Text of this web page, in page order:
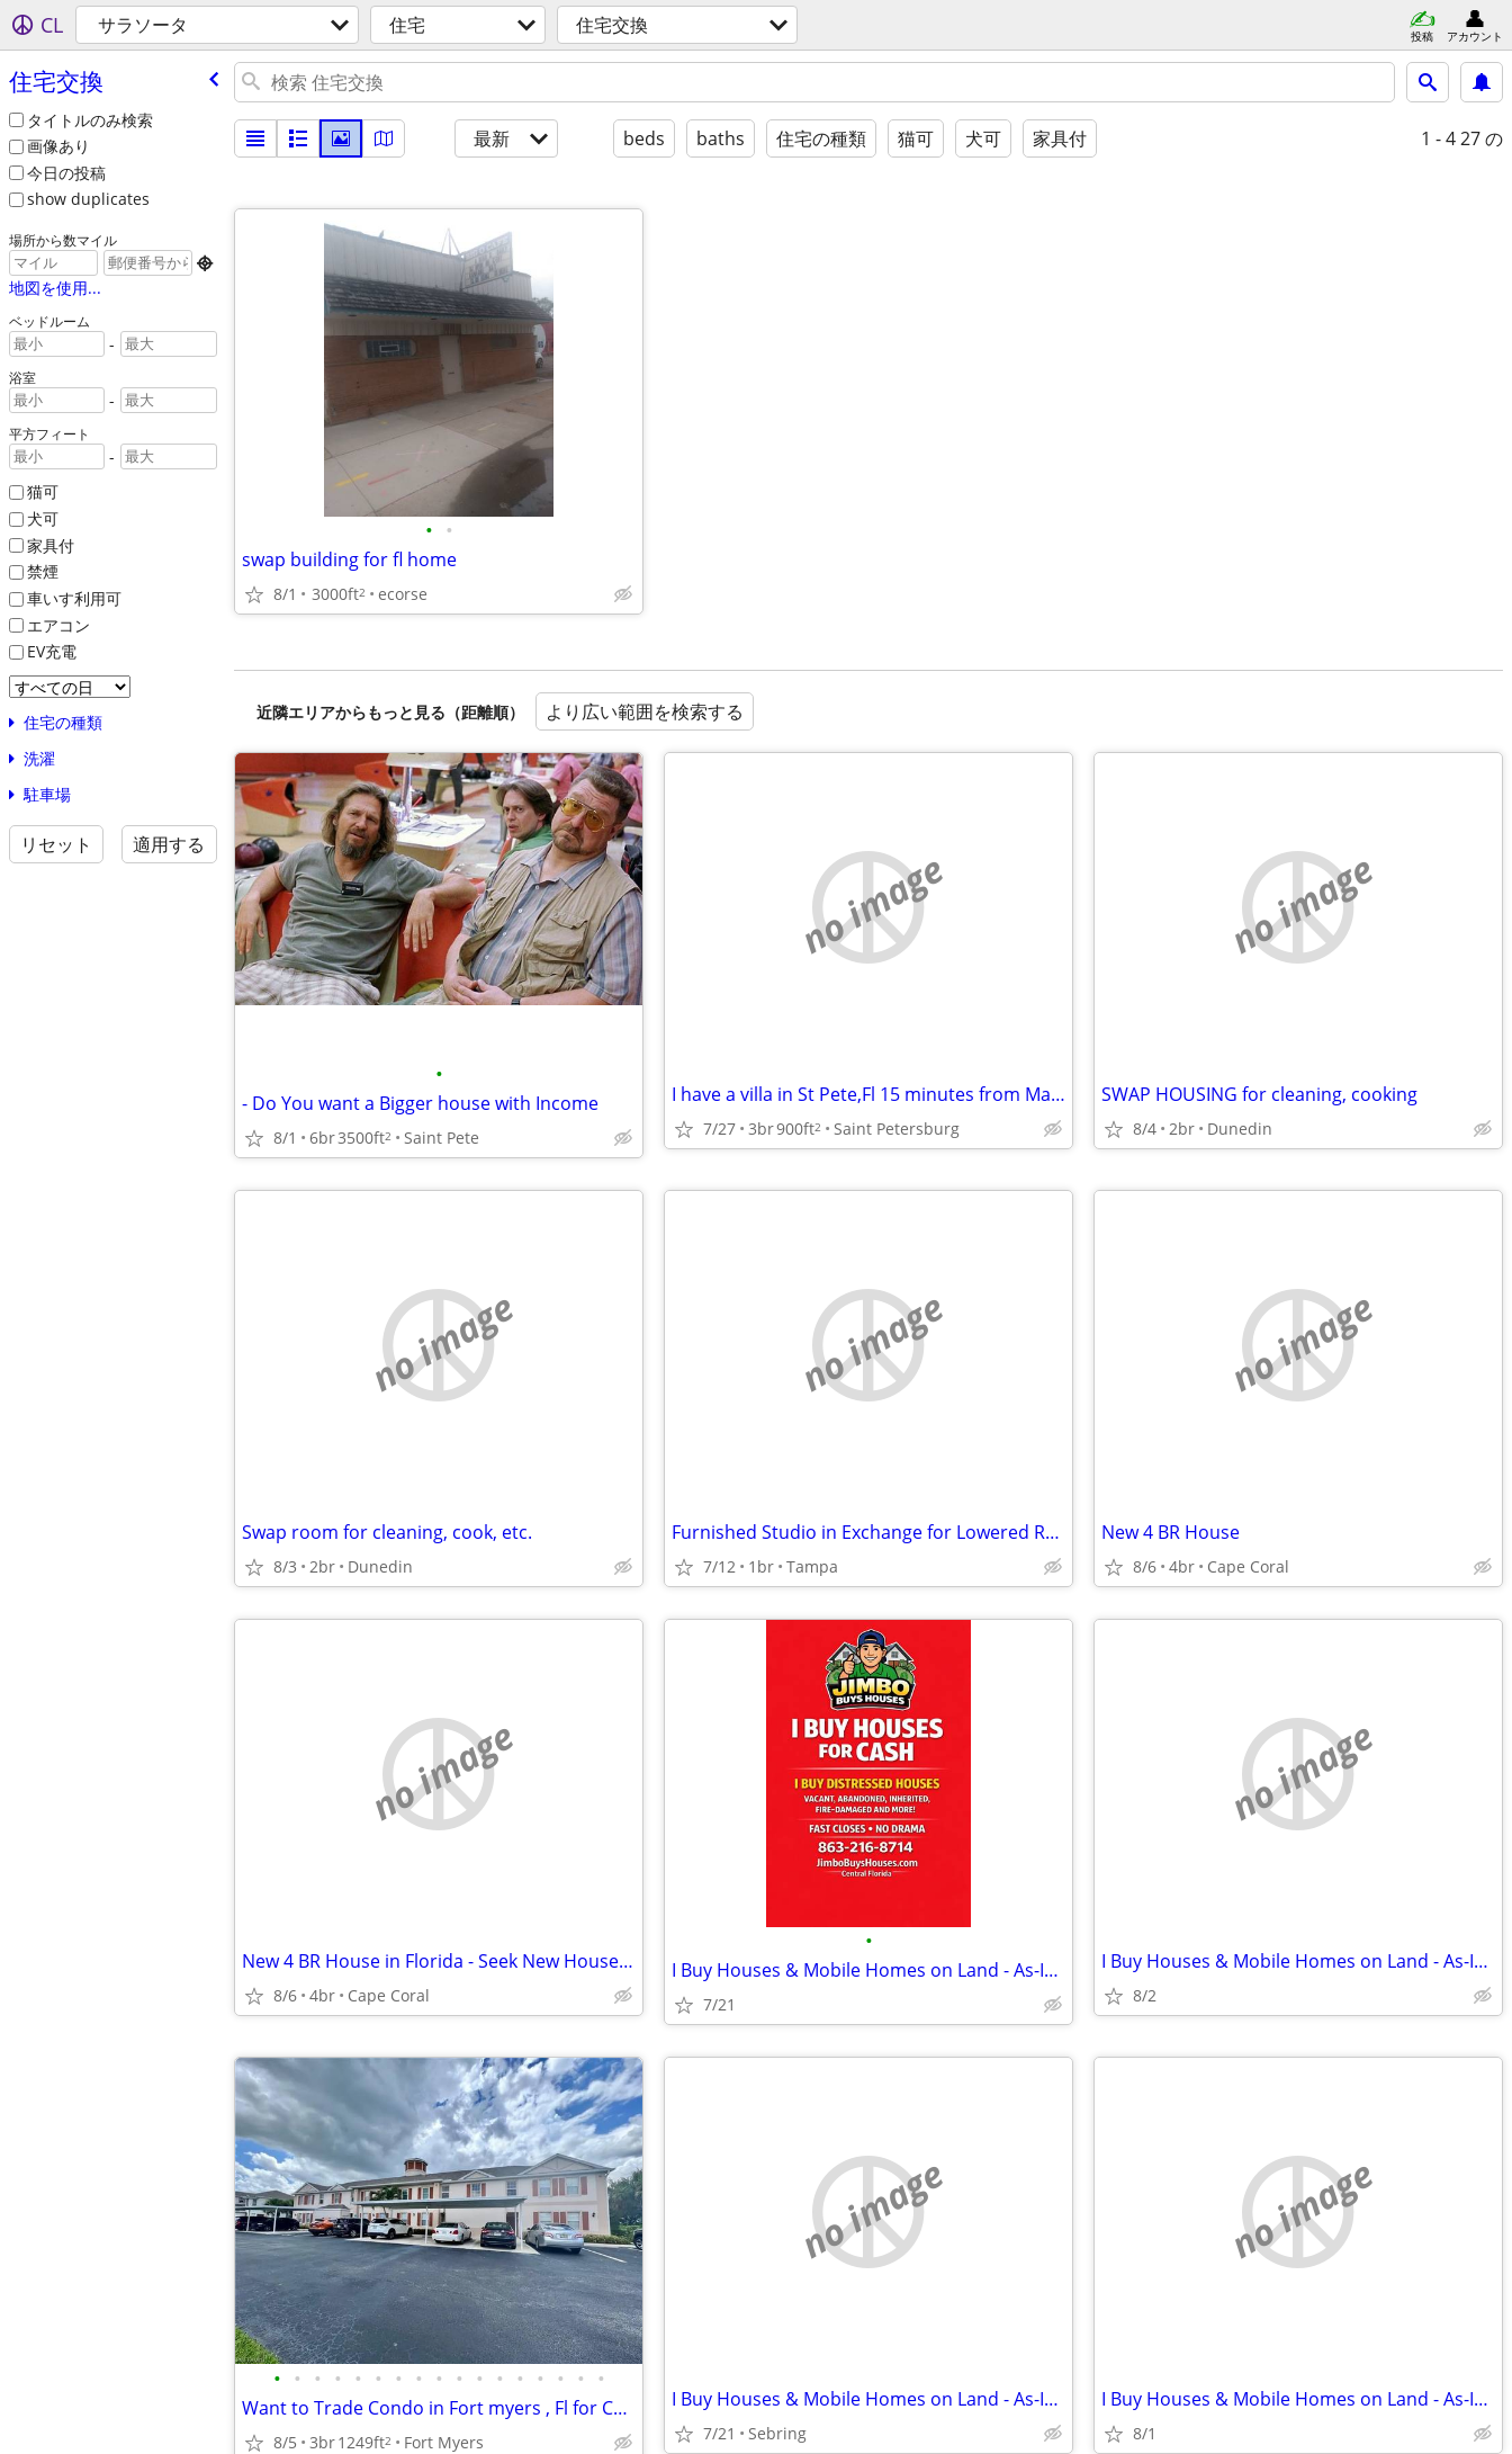
CL サラソータ 住宅 住宅交換 投稿 アカウント
住宅交換
タイトルのみ検索
画像あり
今日の投稿
show duplicates
場所から数マイル

地図を使用...
ベッドルーム
-
浴室
-
平方フィート
-
猫可
犬可
家具付
禁煙
車いす利用可
エアコン
EV充電
住宅の種類
洗濯
駐車場
リセット 適用する
最新 beds baths 住宅の種類 猫可 犬可 家具付 1 - 427 の
• •
swap building for fl home
8/1 3000ft2 ecorse
近隣エリアからもっと見る（距離順） より広い範囲を検索する
•
- Do You want a Bigger house with Income
8/1 6br3500ft2 Saint Pete
no image
I have a villa in St Pete,Fl 15 minutes from Madeira beach to swap for a house i
7/27 3br900ft2 Saint Petersburg
no image
SWAP HOUSING for cleaning, cooking
8/4 2br Dunedin
no image
Swap room for cleaning, cook, etc.
8/3 2br Dunedin
no image
Furnished Studio in Exchange for Lowered Rent.
7/12 1br Tampa
no image
New 4 BR House
8/6 4br Cape Coral
no image
New 4 BR House in Florida - Seek New House in Shenandoah Valley
8/6 4br Cape Coral
•
I Buy Houses & Mobile Homes on Land - As-Is. Cash.
7/21
no image
I Buy Houses & Mobile Homes on Land - As-Is. Cash.
8/2
• • • • • • • • • • • • • • • • •
Want to Trade Condo in Fort myers , Fl for Condo at the Jersey Shore
8/5 3br1249ft2 Fort Myers
no image
I Buy Houses & Mobile Homes on Land - As-Is. Cash.
7/21 Sebring
no image
I Buy Houses & Mobile Homes on Land - As-Is. Cash.
8/1